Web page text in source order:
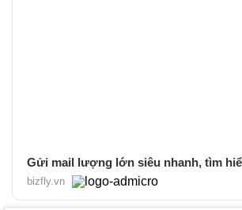
Gửi mail lượng lớn siêu nhanh, tìm
bizfly.vn